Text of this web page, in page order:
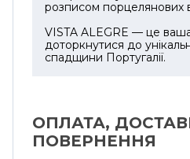
для віскі, а елемент
особливих моментів,
розкішних
бездоганного блиску
посудомийній машині.
розписом порцелянових
VISTA ALEGRE — це
доторкнутися до
спадщини Португалії.
ОПЛАТА,
ПОВЕРНЕННЯ